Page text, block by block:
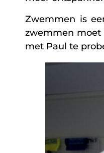
Zwemmen is
zwemmen moet
met Paul te